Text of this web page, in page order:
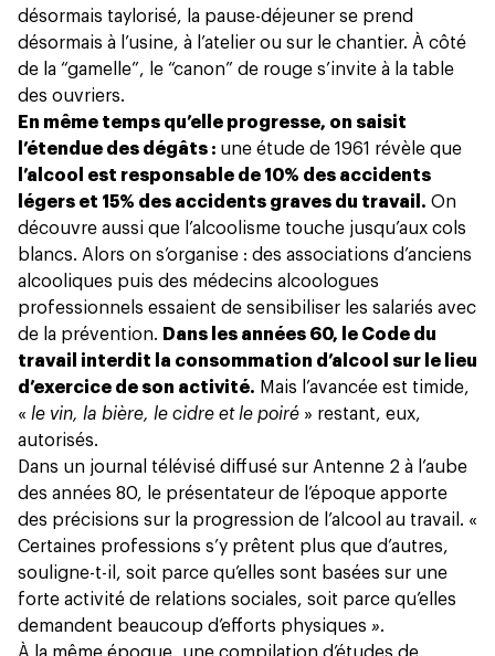
désormais taylorisé, la pause-déjeuner se prend
désormais à l’usine, à l’atelier ou sur le chantier. À côté
de la “gamelle”, le “canon” de rouge s’invite à la table
des ouvriers.
En même temps qu’elle progresse, on saisit
l’étendue des dégâts : une étude de 1961 révèle que
l’alcool est responsable de 10% des accidents
légers et 15% des accidents graves du travail. On
découvre aussi que l’alcoolisme touche jusqu’aux cols
blancs. Alors on s’organise : des associations d’anciens
alcooliques puis des médecins alcoologues
professionnels essaient de sensibiliser les salariés avec
de la prévention. Dans les années 60, le Code du
travail interdit la consommation d’alcool sur le lieu
d’exercice de son activité. Mais l’avancée est timide,
« le vin, la bière, le cidre et le poiré » restant, eux,
autorisés.
Dans un journal télévisé diffusé sur Antenne 2 à l’aube
des années 80, le présentateur de l’époque apporte
des précisions sur la progression de l’alcool au travail. «
Certaines professions s’y prêtent plus que d’autres,
souligne-t-il, soit parce qu’elles sont basées sur une
forte activité de relations sociales, soit parce qu’elles
demandent beaucoup d’efforts physiques ».
À la même époque, une compilation d’études de